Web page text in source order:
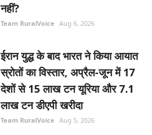
नहीं?
Team RuralVoice Aug 6, 2026
ईरान युद्ध के बाद भारत ने किया आयात
स्रोतों का विस्तार, अप्रैल-जून में 17
देशों से 15 लाख टन यूरिया और 7.1
लाख टन डीएपी खरीदा
Team RuralVoice Aug 5, 2026